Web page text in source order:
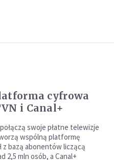
cyfrowa
i Canal+
swoje płatne telewizje
wspólną platformę
bazą abonentów liczącą
2,5 mln osób, a Canal+